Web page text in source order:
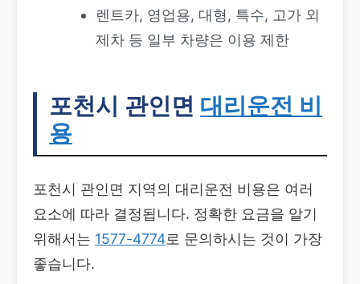
렌트카, 영업용, 대형, 특수, 고가 외
제차 등 일부 차량은 이용 제한
포천시 관인면 대리운전 비
용
포천시 관인면 지역의 대리운전 비용은 여러
요소에 따라 결정됩니다. 정확한 요금을 알기
위해서는 1577-4774로 문의하시는 것이 가장
좋습니다.